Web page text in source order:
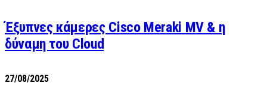
Έξυπνες κάμερες Cisco Meraki MV & η
δύναμη του Cloud
27/08/2025